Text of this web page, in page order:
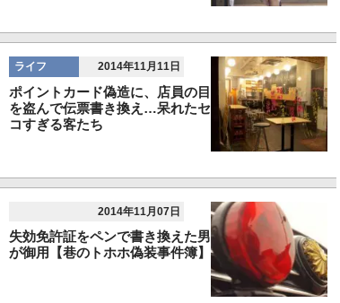
ライフ 2014年11月11日
ポイントカード偽造に、店員の目
を盗んで伝票書き換え…呆れたセ
コすぎる客たち
2014年11月07日
失効免許証をペンで書き換えた男
が御用【巷のトホホ偽装事件簿】